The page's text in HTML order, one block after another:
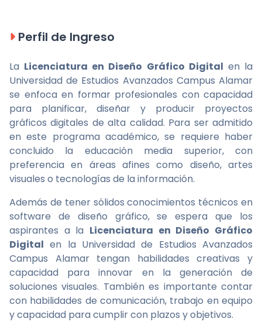
Perfil de Ingreso
La Licenciatura en Diseño Gráfico Digital en la
Universidad de Estudios Avanzados Campus Alamar
se enfoca en formar profesionales con capacidad
para planificar, diseñar y producir proyectos
gráficos digitales de alta calidad. Para ser admitido
en este programa académico, se requiere haber
concluido la educación media superior, con
preferencia en áreas afines como diseño, artes
visuales o tecnologías de la información.
Además de tener sólidos conocimientos técnicos en
software de diseño gráfico, se espera que los
aspirantes a la Licenciatura en Diseño Gráfico
Digital en la Universidad de Estudios Avanzados
Campus Alamar tengan habilidades creativas y
capacidad para innovar en la generación de
soluciones visuales. También es importante contar
con habilidades de comunicación, trabajo en equipo
y capacidad para cumplir con plazos y objetivos.